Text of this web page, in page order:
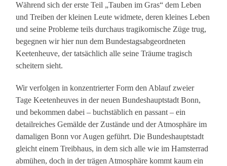
Während sich der erste Teil „Tauben im Gras“ dem Leben
und Treiben der kleinen Leute widmete, deren kleines Leben
und seine Probleme teils durchaus tragikomische Züge trug,
begegnen wir hier nun dem Bundestagsabgeordneten
Keetenheuve, der tatsächlich alle seine Träume tragisch
scheitern sieht.
Wir verfolgen in konzentrierter Form den Ablauf zweier
Tage Keetenheuves in der neuen Bundeshauptstadt Bonn,
und bekommen dabei – buchstäblich en passant – ein
detailreiches Gemälde der Zustände und der Atmosphäre im
damaligen Bonn vor Augen geführt. Die Bundeshauptstadt
gleicht einem Treibhaus, in dem sich alle wie im Hamsterrad
abmühen, doch in der trägen Atmosphäre kommt kaum ein